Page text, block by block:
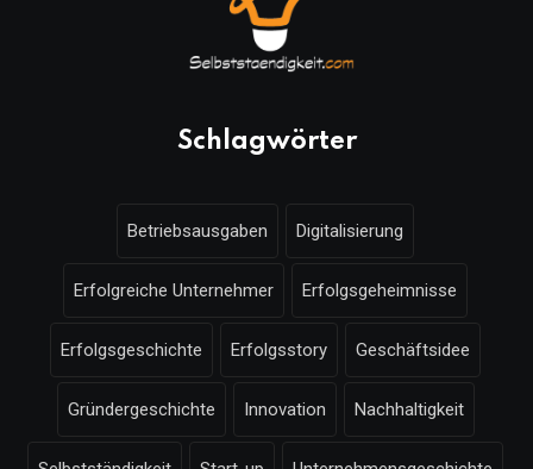
Schlagwörter
Betriebsausgaben Digitalisierung
Erfolgreiche Unternehmer Erfolgsgeheimnisse
Erfolgsgeschichte Erfolgsstory Geschäftsidee
Gründergeschichte Innovation Nachhaltigkeit